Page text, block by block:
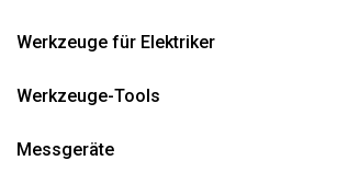
Werkzeuge für Elektriker
Werkzeuge-Tools
Messgeräte